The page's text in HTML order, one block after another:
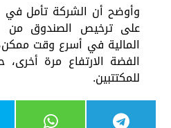
وأوضح أن الشركة تأمل في
على ترخيص الصندوق من
المالية في أسرع وقت
الفضة الارتفاع مرة
للمكتتبين.